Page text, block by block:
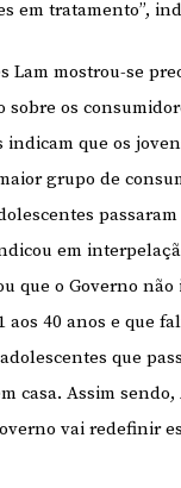
em tratamento”,
Lam mostrou-se
sobre os
indicam que os
grupo de
em
que o Governo
aos 40 anos e que
que
casa. Assim sendo,
vai redefinir